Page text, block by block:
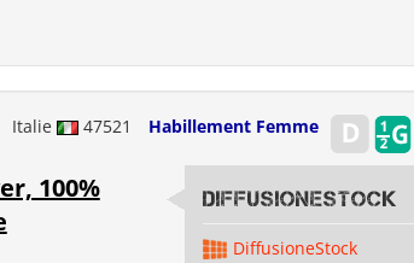
Italie 47521 Habillement Femme
100%
DiffusioneStock
DiffusioneStock